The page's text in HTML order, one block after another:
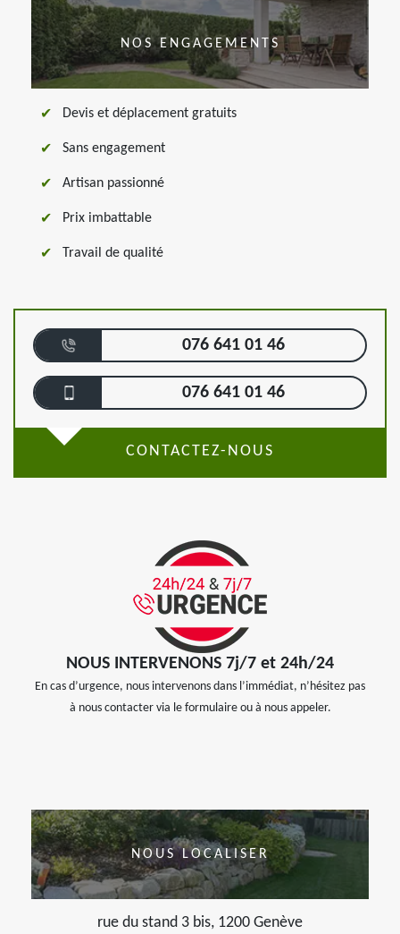
NOS ENGAGEMENTS
Devis et déplacement gratuits
Sans engagement
Artisan passionné
Prix imbattable
Travail de qualité
076 641 01 46
076 641 01 46
CONTACTEZ-NOUS
NOUS INTERVENONS 7j/7 et 24h/24
En cas d’urgence, nous intervenons dans l’immédiat, n’hésitez pas
à nous contacter via le formulaire ou à nous appeler.
NOUS LOCALISER
rue du stand 3 bis, 1200 Genève